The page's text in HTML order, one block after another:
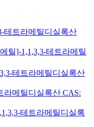
테트라메틸디실록산
틸]-1,1,3,3-테트라메틸
테트라메틸디실록산
라메틸디실록산 CAS:
테트라메틸디실록